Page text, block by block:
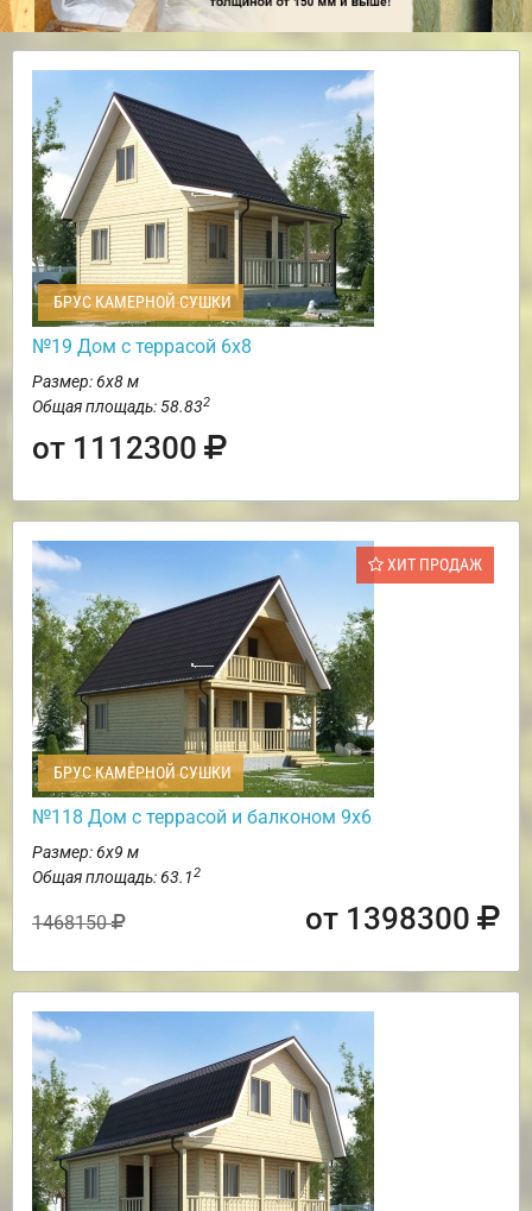
БРУС КАМЕРНОЙ СУШКИ
№19 Дом с террасой 6х8
Размер: 6х8 м
Общая площадь: 58.832
от 1112300
ХИТ ПРОДАЖ
БРУС КАМЕРНОЙ СУШКИ
№118 Дом с террасой и балконом 9х6
Размер: 6х9 м
Общая площадь: 63.12
1468150 от 1398300